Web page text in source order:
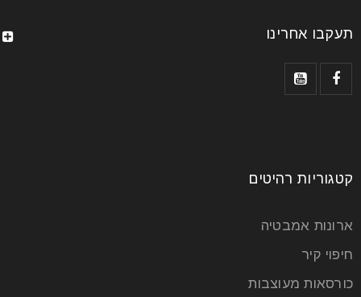
תעקבו אחרינו
קטגוריות רהיטים
ארונות אמבטיה
חיפוי קיר
כורסאות מעוצבות